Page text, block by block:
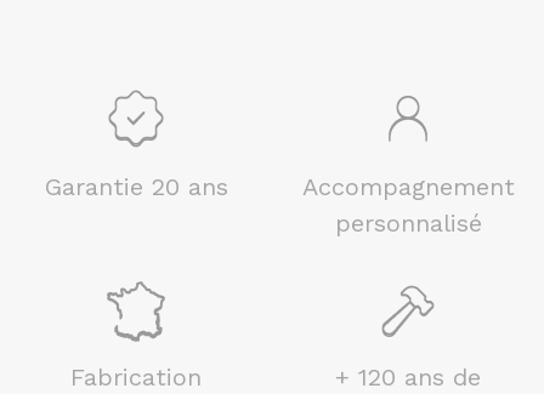
Garantie 20 ans
Accompagnement
personnalisé
Fabrication
+ 120 ans de